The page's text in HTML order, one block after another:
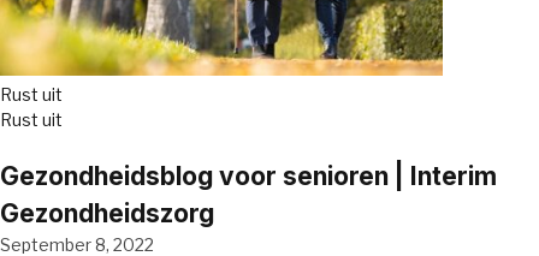
Rust uit
Rust uit
Gezondheidsblog voor senioren | Interim
Gezondheidszorg
September 8, 2022